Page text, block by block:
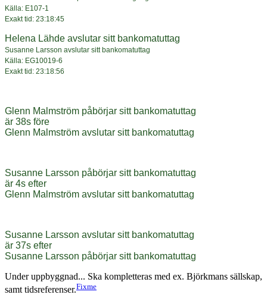
Källa: E107-1
Exakt tid: 23:18:45
Helena Lähde avslutar sitt bankomatuttag
Susanne Larsson avslutar sitt bankomatuttag
Källa: EG10019-6
Exakt tid: 23:18:56
Glenn Malmström påbörjar sitt bankomatuttag
är 38s före
Glenn Malmström avslutar sitt bankomatuttag
Susanne Larsson påbörjar sitt bankomatuttag
är 4s efter
Glenn Malmström avslutar sitt bankomatuttag
Susanne Larsson avslutar sitt bankomatuttag
är 37s efter
Susanne Larsson påbörjar sitt bankomatuttag
Under uppbyggnad... Ska kompletteras med ex. Björkmans sällskap,
samt tidsreferenser.Fixme